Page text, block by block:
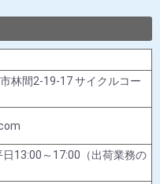
林間2-19-17 サイクルコー
13:00～17:00（出荷業務の